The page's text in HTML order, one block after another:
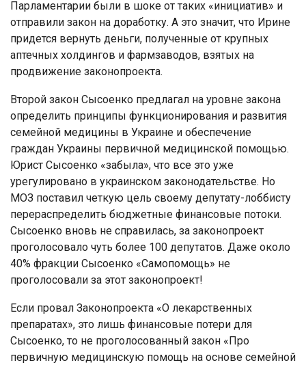
Парламентарии были в шоке от таких «инициатив» и
отправили закон на доработку. А это значит, что Ирине
придется вернуть деньги, полученные от крупных
аптечных холдингов и фармзаводов, взятых на
продвижение законопроекта.
Второй закон Сысоенко предлагал на уровне закона
определить принципы функционирования и развития
семейной медицины в Украине и обеспечение
граждан Украины первичной медицинской помощью.
Юрист Сысоенко «забыла», что все это уже
урегулировано в украинском законодательстве. Но
МОЗ поставил четкую цель своему депутату-лоббисту
перераспределить бюджетные финансовые потоки.
Сысоенко вновь не справилась, за законопроект
проголосовало чуть более 100 депутатов. Даже около
40% фракции Сысоенко «Самопомощь» не
проголосовали за этот законопроект!
Если провал Законопроекта «О лекарственных
препаратах», это лишь финансовые потери для
Сысоенко, то не проголосованный закон «Про
первичную медицинскую помощь на основе семейной